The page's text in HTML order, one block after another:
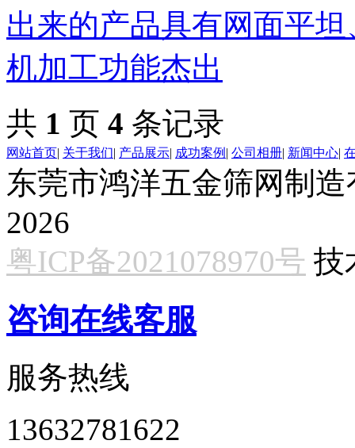
出来的产品具有网面平
机加工功能杰出
共 1 页 4 条记录
网站首页| 关于我们| 产品展示| 成功案例 | 公司相册| 新闻中心|
东莞市鸿洋五金筛网制
2026
粤ICP备2021078970号 技
咨询在线客服
服务热线
13632781622